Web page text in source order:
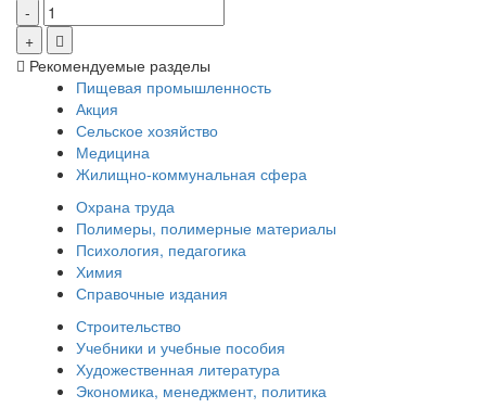
Рекомендуемые разделы
Пищевая промышленность
Акция
Сельское хозяйство
Медицина
Жилищно-коммунальная сфера
Охрана труда
Полимеры, полимерные материалы
Психология, педагогика
Химия
Справочные издания
Строительство
Учебники и учебные пособия
Художественная литература
Экономика, менеджмент, политика